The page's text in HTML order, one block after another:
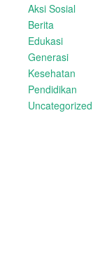
Aksi Sosial
Berita
Edukasi
Generasi
Kesehatan
Pendidikan
Uncategorized